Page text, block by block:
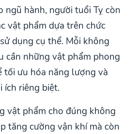
ngũ hành, người tuổi Tỵ còn
vật phẩm dựa trên chức
dụng cụ thể. Mỗi không
cần những vật phẩm phong
tối ưu hóa năng lượng và
ích riêng biệt.
vật phẩm cho đúng không
tăng cường vận khí mà còn